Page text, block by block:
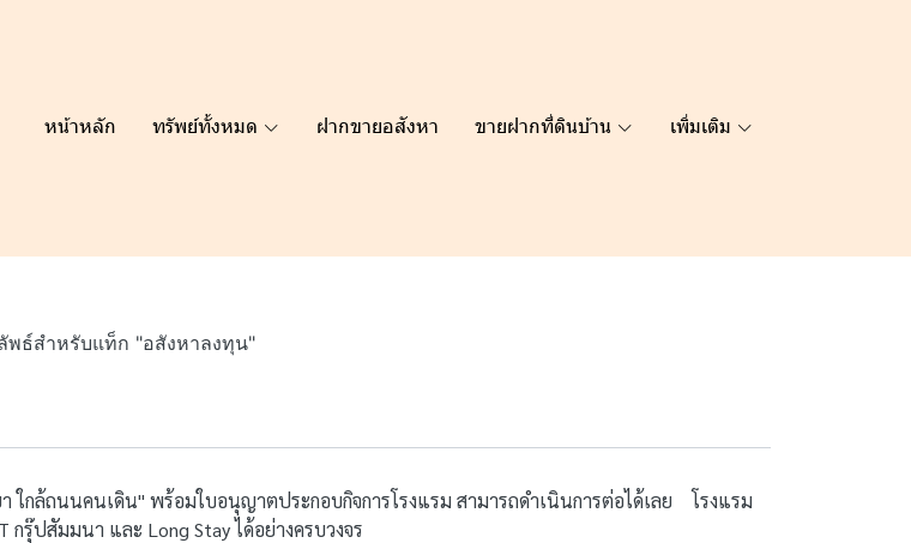
หน้าหลัก ทรัพย์ทั้งหมด ฝากขายอสังหา ขายฝากที่ดินบ้าน เพิ่มเติม
พธ์สำหรับแท็ก "อสังหาลงทุน"
กล้ถนนคนเดิน" พร้อมใบอนุญาตประกอบกิจการโรงแรม สามารถดำเนินการต่อได้เลย โรงแรม
รุ๊ปสัมมนา และ Long Stay ได้อย่างครบวงจร